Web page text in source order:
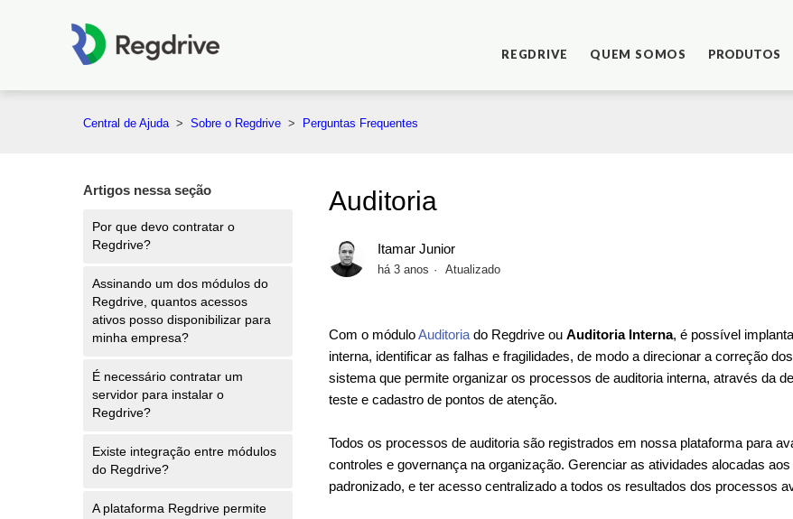
REGDRIVE QUEM SOMOS PRODUTOS
Central de Ajuda Sobre o Regdrive Perguntas Frequentes
Artigos nessa seção
Por que devo contratar o
Regdrive?
Assinando um dos módulos do
Regdrive, quantos acessos
ativos posso disponibilizar para
minha empresa?
É necessário contratar um
servidor para instalar o
Regdrive?
Existe integração entre módulos
do Regdrive?
A plataforma Regdrive permite
Auditoria
Itamar Junior
há 3 anos Atualizado
Com o móduloAuditoria do Regdrive ou Auditoria Interna, é possível
interna, identificar as falhas e fragilidades, de modo a direcionar a correção
sistema que permite organizar os processos de auditoria interna, através da
teste e cadastro de pontos de atenção.
Todos os processos de auditoria são registrados em nossa plataforma para
controles e governança na organização. Gerenciar as atividades alocadas
padronizado, e ter acesso centralizado a todos os resultados dos processos